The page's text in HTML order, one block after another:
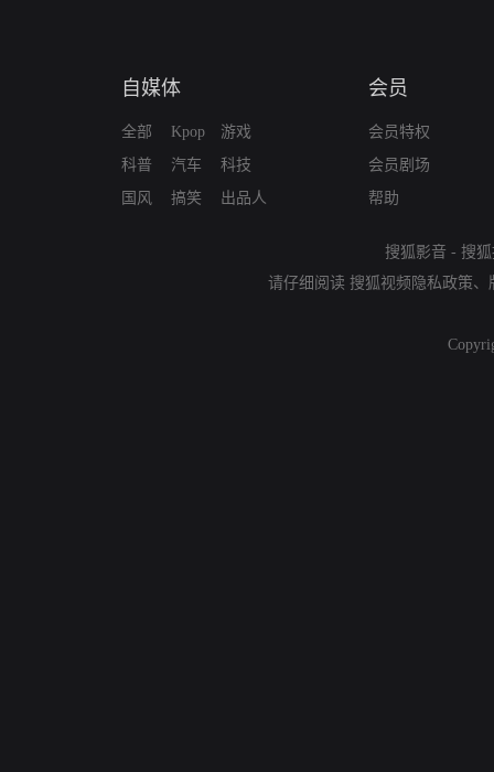
自媒体
全部
科普
国风
Kpop
汽车
搞笑
游戏
科技
出品人
会员
会员特权
会员剧场
帮助
搜狐影音 - 搜
请仔细阅读 搜狐视频隐私政策、